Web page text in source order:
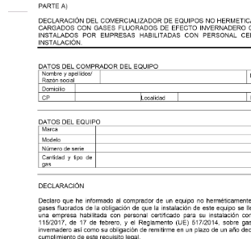
Ver todos los resultados